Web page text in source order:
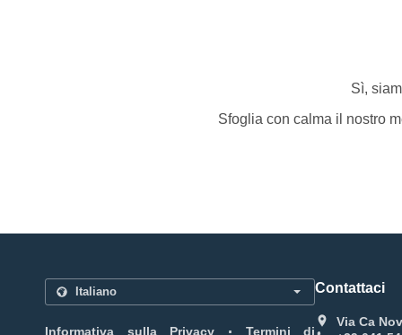
Sì,
Sfoglia con calma il nostro
Informativa sulla Privacy . Termini di
Contattaci
Via Ca